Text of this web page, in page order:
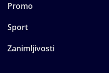
Promo
Sport
Zanimljivosti